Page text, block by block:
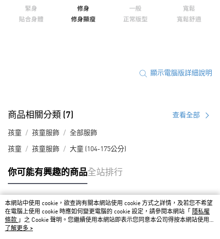
顯示電腦版詳細說明
商品相關分類 (7) 查看全部
孩童 孩童服飾 全部服飾
孩童 孩童服飾 大童 (104-175公分)
你可能有興趣的商品全站排行
熱門標籤
本網站中使用 cookie，欲查詢有關本網站使用 cookie 方式之詳情，及若您不希望
在電腦上使用 cookie 時應如何變更電腦的 cookie 設定，請參閱本網站「
隱私權
條款 」之 Cookie 聲明。您繼續使用本網站即表示您同意本公司得按本網站使用條
款之 Cookie 聲明使用 cookie。
了解更多 >